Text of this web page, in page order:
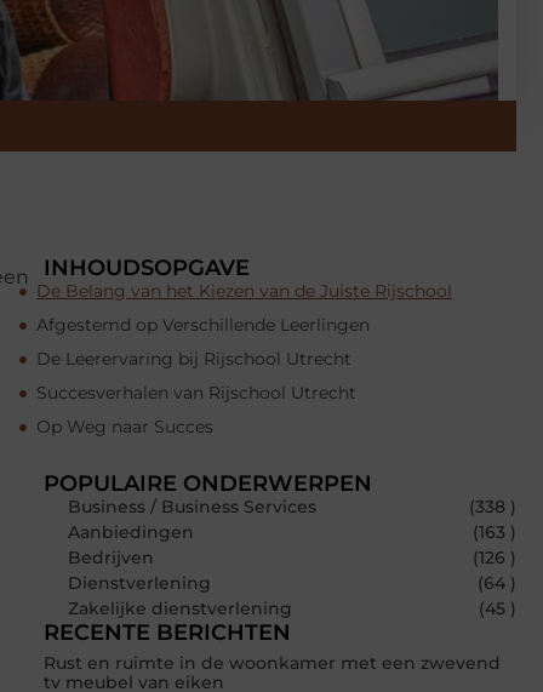
INHOUDSOPGAVE
De Belang van het Kiezen van de Juiste Rijschool
Afgestemd op Verschillende Leerlingen
De Leerervaring bij Rijschool Utrecht
Succesverhalen van Rijschool Utrecht
Op Weg naar Succes
POPULAIRE ONDERWERPEN
Business / Business Services
(338 )
Aanbiedingen
(163 )
Bedrijven
(126 )
Dienstverlening
(64 )
Zakelijke dienstverlening
(45 )
RECENTE BERICHTEN
Rust en ruimte in de woonkamer met een zwevend
tv meubel van eiken